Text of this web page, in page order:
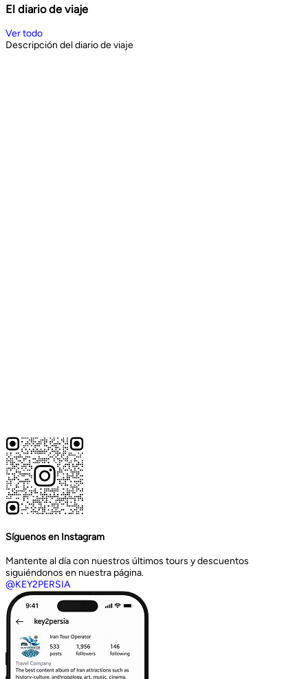
El diario de viaje
Ver todo
Descripción del diario de viaje
Síguenos en Instagram
Mantente al día con nuestros últimos tours y descuentos
siguiéndonos en nuestra página.
@KEY2PERSIA